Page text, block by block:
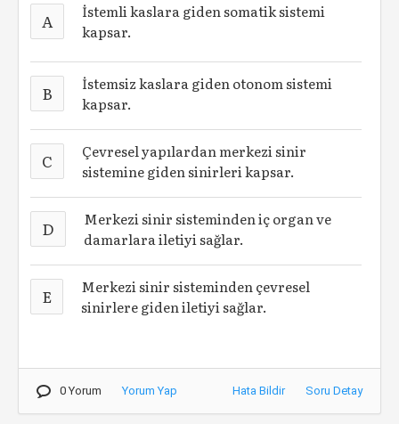
A
İstemli kaslara giden somatik sistemi
kapsar.
B
İstemsiz kaslara giden otonom sistemi
kapsar.
C
Çevresel yapılardan merkezi sinir
sistemine giden sinirleri kapsar.
D
Merkezi sinir sisteminden iç organ ve
damarlara iletiyi sağlar.
E
Merkezi sinir sisteminden çevresel
sinirlere giden iletiyi sağlar.
0 Yorum Yorum Yap Hata Bildir Soru Detay